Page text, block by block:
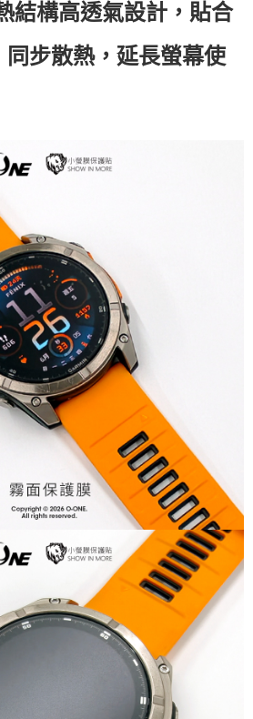
結構高透氣設計，貼合
同步散熱，延長螢幕使